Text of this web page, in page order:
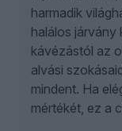
harmadik
halálos járvány
kávézástól az
alvási
mindent. Ha
mértékét, ez a